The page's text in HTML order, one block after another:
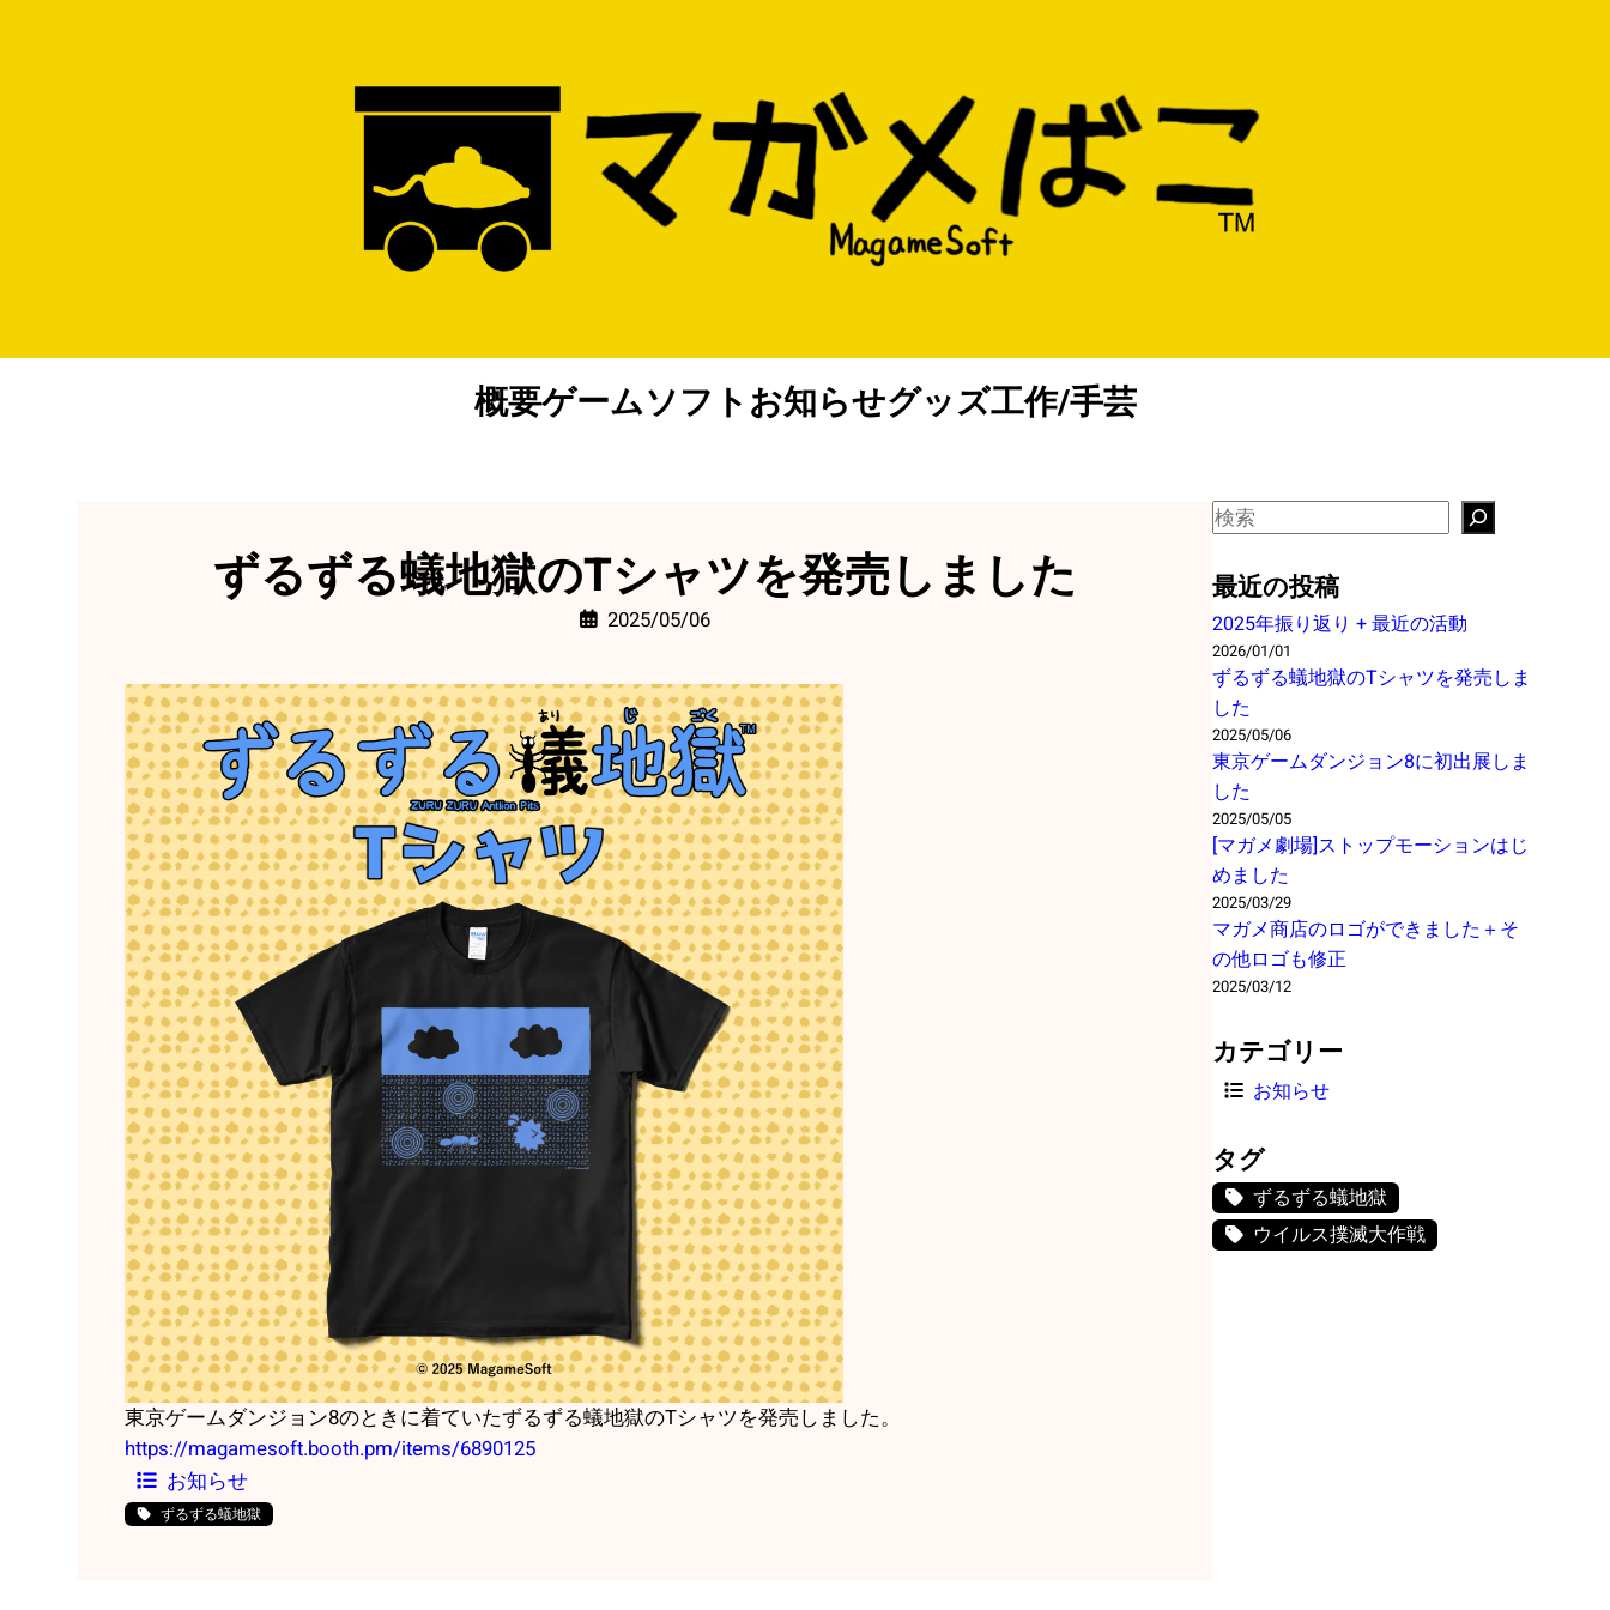
概要ゲームソフトお知らせグッズ工作/手芸
ずるずる蟻地獄のTシャツを発売しました
2025/05/06
東京ゲームダンジョン8のときに着ていたずるずる蟻地獄のTシャツを発売しました。
https://magamesoft.booth.pm/items/6890125
お知らせ
ずるずる蟻地獄
S
a
r
c
h
最近の投稿
2025年振り返り + 最近の活動
2026/01/01
ずるずる蟻地獄のTシャツを発売しま
した
2025/05/06
東京ゲームダンジョン8に初出展しま
した
2025/05/05
[マガメ劇場]ストップモーションはじ
めました
2025/03/29
マガメ商店のロゴができました＋そ
の他ロゴも修正
2025/03/12
カテゴリー
お知らせ
タグ
ずるずる蟻地獄
ウイルス撲滅大作戦